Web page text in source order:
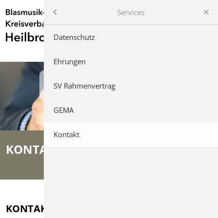
KONTAKT
KONTAKT
Services
Blasmusik-Kreisverband Heilbronn
Unsere Vereine
Kreisjugendorchester
Lehrgänge/Weiterbildungen
Wertungsspielen
Angebote & Gesuche
Datenschutz
Ehrungen
SV Rahmenvertrag
GEMA
Kontakt